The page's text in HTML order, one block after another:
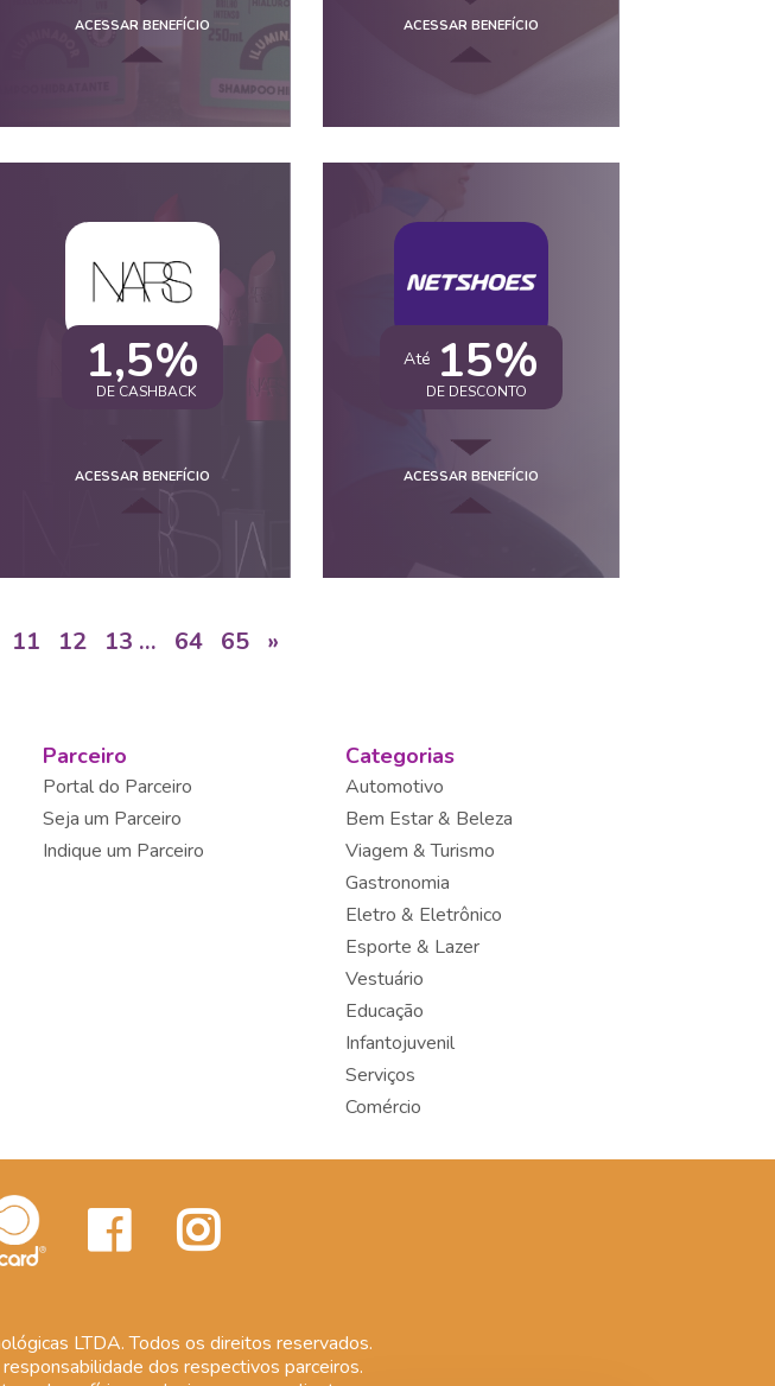
ACESSAR BENEFÍCIO ACESSAR BENEFÍCIO
1,5%
DE CASHBACK
ACESSAR BENEFÍCIO
Até 15%
DE DESCONTO
ACESSAR BENEFÍCIO
11 12 13 … 64 65 »
Parceiro
Portal do Parceiro
Seja um Parceiro
Indique um Parceiro
Categorias
Automotivo
Bem Estar & Beleza
Viagem & Turismo
Gastronomia
Eletro & Eletrônico
Esporte & Lazer
Vestuário
Educação
Infantojuvenil
Serviços
Comércio
LTDA. Todos os direitos reservados.
dos respectivos parceiros.